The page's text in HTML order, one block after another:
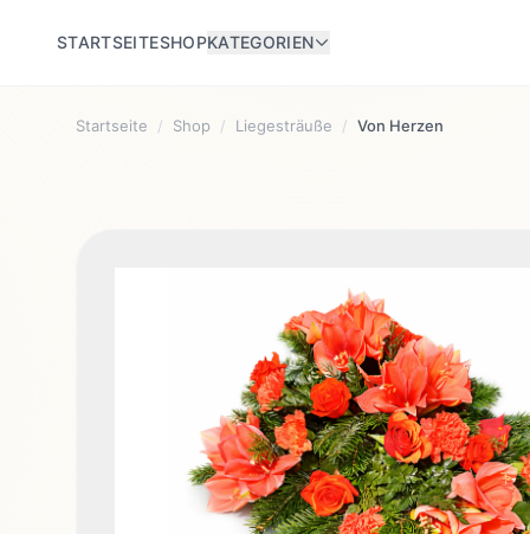
STARTSEITESHOPKATEGORIEN
Startseite / Shop / Liegesträuße / Von Herzen